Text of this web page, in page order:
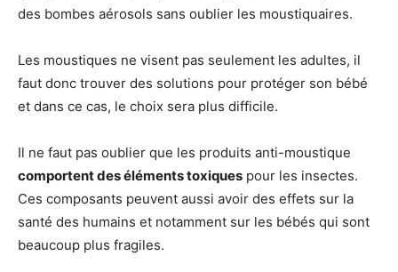
des bombes aérosols sans oublier les moustiquaires.
Les moustiques ne visent pas seulement les adultes, il
faut donc trouver des solutions pour protéger son bébé
et dans ce cas, le choix sera plus difficile.
Il ne faut pas oublier que les produits anti-moustique
comportent des éléments toxiques pour les insectes.
Ces composants peuvent aussi avoir des effets sur la
santé des humains et notamment sur les bébés qui sont
beaucoup plus fragiles.